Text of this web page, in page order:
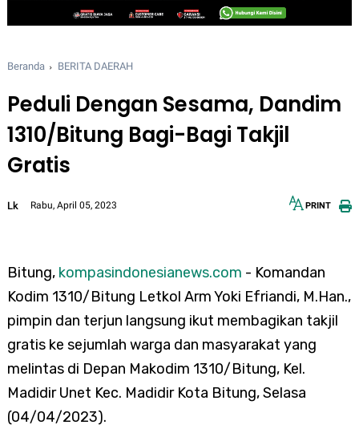
Beranda BERITA DAERAH
Peduli Dengan Sesama, Dandim
1310/Bitung Bagi-Bagi Takjil
Gratis
Lk Rabu, April 05, 2023 PRINT
Bitung, kompasindonesianews.com - Komandan
Kodim 1310/Bitung Letkol Arm Yoki Efriandi, M.Han.,
pimpin dan terjun langsung ikut membagikan takjil
gratis ke sejumlah warga dan masyarakat yang
melintas di Depan Makodim 1310/Bitung, Kel.
Madidir Unet Kec. Madidir Kota Bitung, Selasa
(04/04/2023).